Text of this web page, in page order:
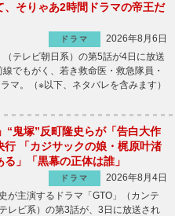
、そりゃあ2時間ドラマの帝王だ
ドラマ
2026年8月6日
テレビ朝日系）の第5話が4日に放送
でもがく、若き救命医・救急隊員・
マ。（※以下、ネタバレを含みます）
“鬼塚”反町隆史らが「告白大作
行 「カジサックの娘・梶原叶渚
る」「黒幕の正体は誰」
ドラマ
2026年8月4日
が主演するドラマ「GTO」（カンテ
レビ系）の第3話が、3日に放送され